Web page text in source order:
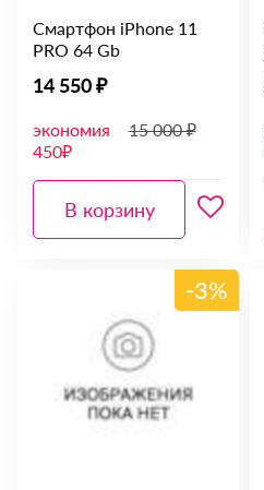
Смартфон iPhone 11
PRO 64 Gb
14 550 ₽
экономия
450₽
15 000 ₽
В корзину
-3%